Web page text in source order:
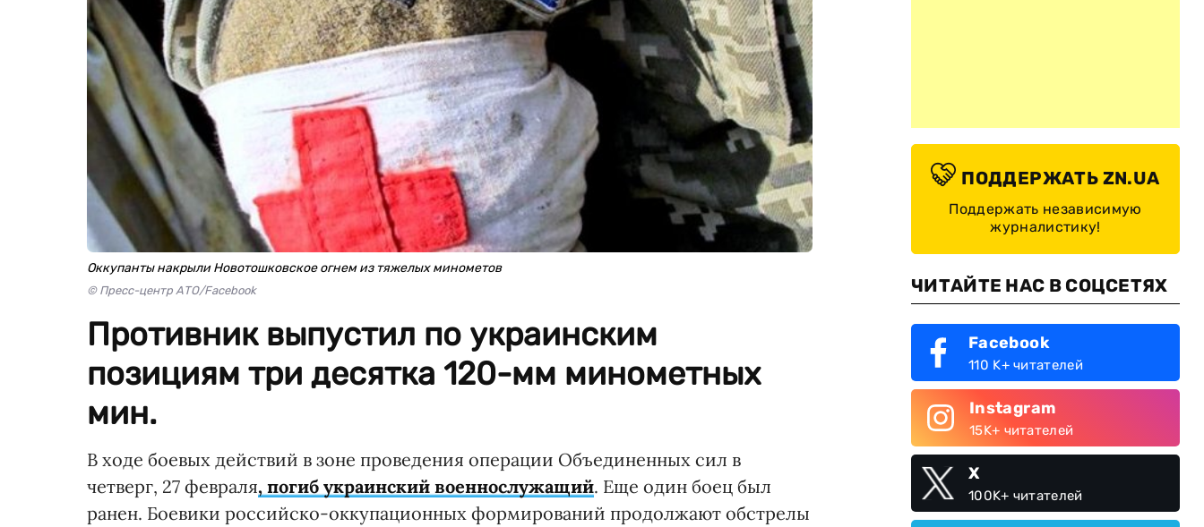
Оккупанты накрыли Новотошковское огнем из тяжелых минометов
© Пресс-центр АТО/Facebook
Противник выпустил по украинским
позициям три десятка 120-мм минометных
мин.
В ходе боевых действий в зоне проведения операции Объединенных сил в
четверг, 27 февраля, погиб украинский военнослужащий. Еще один боец был
ранен. Боевики российско-оккупационных формирований продолжают обстрелы
ПОДДЕРЖАТЬ ZN.UA
Поддержать независимую
журналистику!
ЧИТАЙТЕ НАС В СОЦСЕТЯХ
Facebook
110 K+ читателей
Instagram
15K+ читателей
X
100K+ читателей